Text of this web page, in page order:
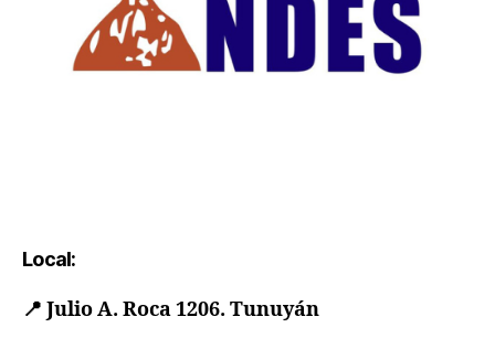
Local:
📍 Julio A. Roca 1206. Tunuyán